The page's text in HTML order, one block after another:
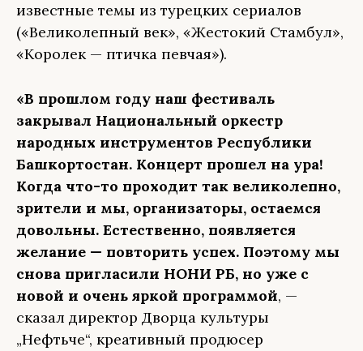
известные темы из турецких сериалов
(«Великолепный век», «Жестокий Стамбул»,
«Королек — птичка певчая»).
«В прошлом году наш фестиваль
закрывал Национальный оркестр
народных инструментов Республики
Башкортостан. Концерт прошел на ура!
Когда что-то проходит так великолепно,
зрители и мы, организаторы, остаемся
довольны. Естественно, появляется
желание — повторить успех. Поэтому мы
снова пригласили НОНИ РБ, но уже с
новой и очень яркой программой, —
сказал директор Дворца культуры
„Нефтьче“, креативный продюсер